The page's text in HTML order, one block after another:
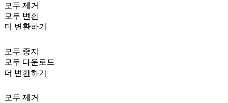
모두 제거
모두 변환
더 변환하기
모두 중지
모두 다운로드
더 변환하기
모두 제거